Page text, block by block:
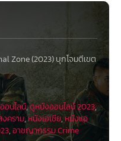
Zone (2023) บุกโจมตีเขต
อนไลน์,ดูหนังออนไลน์ 2023,
คราม,หนังเอเชีย,หนังแอ
,อาชญากรรม Crime